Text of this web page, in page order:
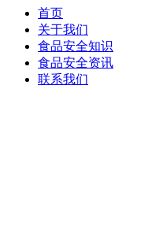
首页
关于我们
食品安全知识
食品安全资讯
联系我们